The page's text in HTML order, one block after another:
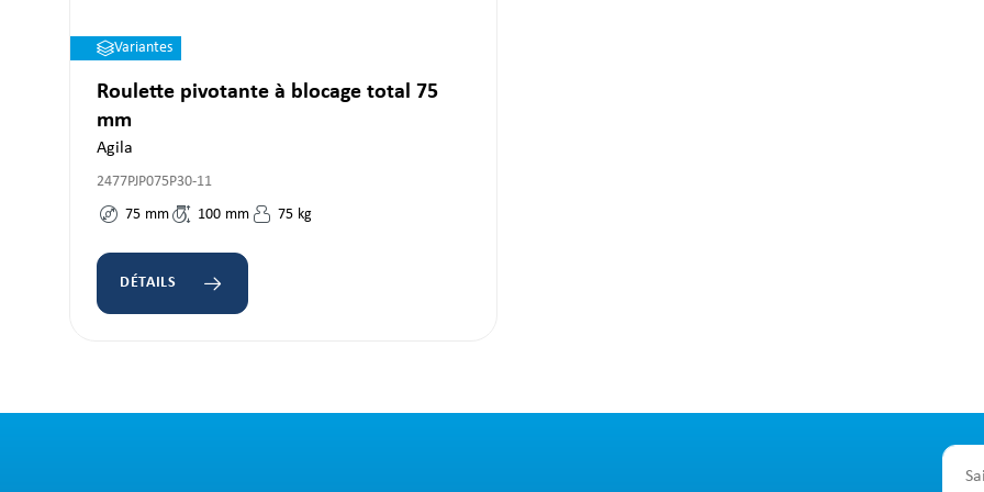
Variantes
Roulette pivotante à blocage total 75
mm
Agila
2477PJP075P30-11
75 mm 100 mm 75 kg
DÉTAILS